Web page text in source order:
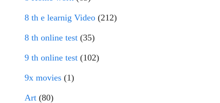
8 th e learnig Video (212)
8 th online test (35)
9 th online test (102)
9x movies (1)
Art (80)